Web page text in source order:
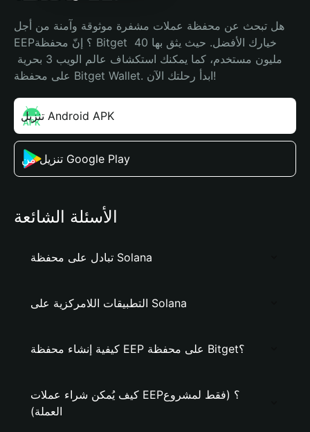
هل تبحث عن محفظة عملات مشفرة موثوقة وآمنة من أجل
EEP؟ إنّ محفظة Bitget خيارك الأفضل. حيث يثق بها 40
على محفظة Bitget Wallet. ابدأ رحلتك الآن!
تنزيل Android APK
تنزيل من Google Play
الأسئلة الشائعة
تبادل على محفظة Solana
التطبيقات اللامركزية على Solana
كيفية إنشاء محفظة EEP على محفظة Bitget؟
كيف يُمكن شراء عملات EEP؟ (فقط لمشروع
العملة)